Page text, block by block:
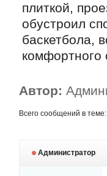
плиткой,
обустроил
баскетбола,
комфортного
Автор:
Всего сообщений в
Администратор